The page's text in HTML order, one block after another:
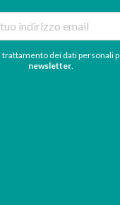
trattamento dei dati personali
newsletter